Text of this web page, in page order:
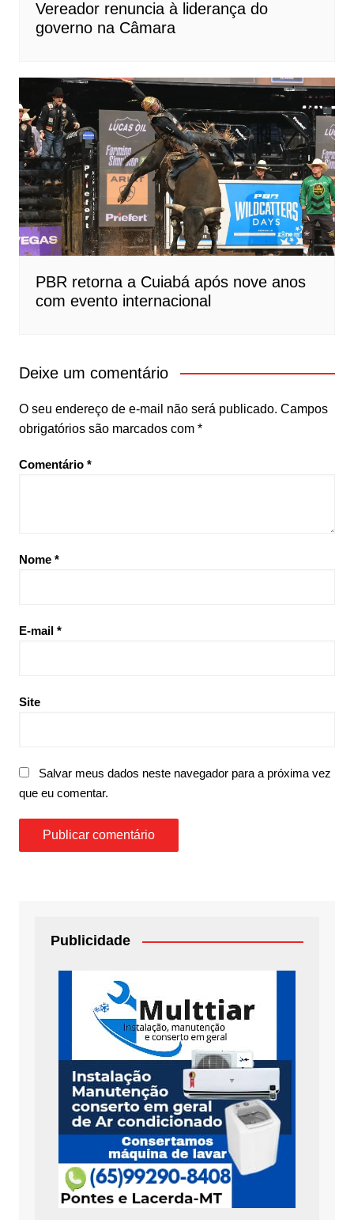
Vereador renuncia à liderança do
governo na Câmara
PBR retorna a Cuiabá após nove anos
com evento internacional
Deixe um comentário
O seu endereço de e-mail não será publicado. Campos
obrigatórios são marcados com *
Comentário *
Nome *
E-mail *
Site
Salvar meus dados neste navegador para a próxima vez
que eu comentar.
Publicidade